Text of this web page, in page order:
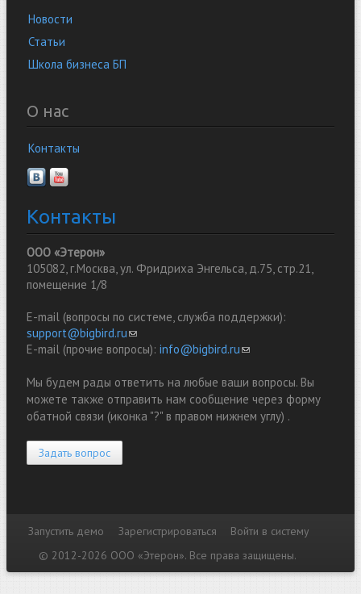
Новости
Статьи
Школа бизнеса БП
О нас
Контакты
Контакты
ООО «Этерон»
105082, г.Москва, ул. Фридриха Энгельса, д.75, стр.21,
помещение 1/8
E-mail (вопросы по системе, служба поддержки):
support@bigbird.ru(link sends e-mail)
E-mail (прочие вопросы): info@bigbird.ru(link sends e-mail)
Мы будем рады ответить на любые ваши вопросы. Вы
можете также отправить нам сообщение через форму
обатной связи (иконка "?" в правом нижнем углу) .
Задать вопрос
Дополнительные ссылки
Запустить демо Зарегистрироваться
Войти в систему
© 2012-2026 ООО «Этерон». Все права защищены.